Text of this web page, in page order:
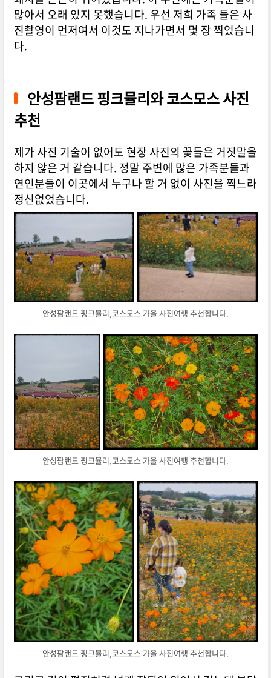
많아서 오래 있지 못했습니다. 우선 저희 가족 들은 사
진촬영이 먼저여서 이것도 지나가면서 몇 장 찍었습니
다.
안성팜랜드 핑크뮬리와 코스모스 사진
추천
제가 사진 기술이 없어도 현장 사진의 꽃들은 거짓말을
하지 않은 거 같습니다. 정말 주변에 많은 가족분들과
연인분들이 이곳에서 누구나 할 거 없이 사진을 찍느라
정신없었습니다.
안성팜랜드 핑크뮬리,코스모스 가을 사진여행 추천합니다.
안성팜랜드 핑크뮬리,코스모스 가을 사진여행 추천합니다.
안성팜랜드 핑크뮬리,코스모스 가을 사진여행 추천합니다.